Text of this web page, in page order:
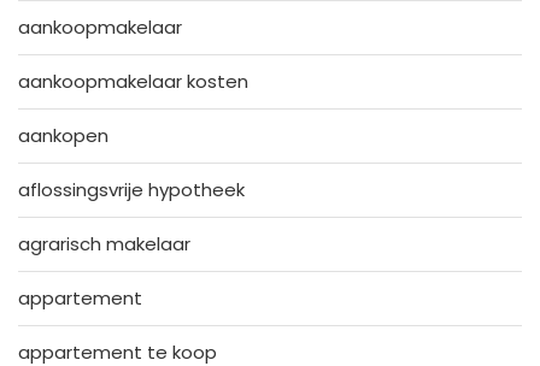
aankoopmakelaar
aankoopmakelaar kosten
aankopen
aflossingsvrije hypotheek
agrarisch makelaar
appartement
appartement te koop